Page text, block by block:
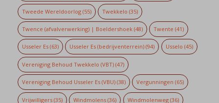
Tweede Wereldoorlog(55) Twekkelo (35)
Twence (afvalverwerking) | Boeldershoek(48) Twente (41)
Usseler Es(63) Usseler Es (bedrijventerrein) (94) Usselo (45)
Vereniging Behoud Twekkelo (VBT)(47)
Vereniging Behoud Usseler Es (VBU)(38) Vergunningen (65)
Vrijwilligers(35) Windmolens (36) Windmolenweg(36)